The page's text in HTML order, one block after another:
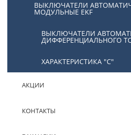
ВЫКЛЮЧАТЕЛИ
МОДУЛЬНЫЕ EKF
ВЫКЛЮЧАТЕЛИ
ДИФФЕРЕНЦИАЛЬНОГО
ХАРАКТЕРИСТИКА "С"
АКЦИИ
КОНТАКТЫ